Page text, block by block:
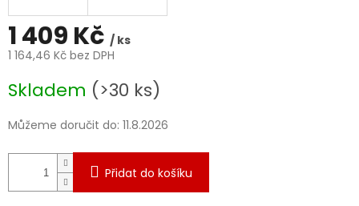
1 409 Kč / ks
1 164,46 Kč bez DPH
cena:
Skladem (>30 ks)
Můžeme doručit do: 11.8.2026
Přidat do košíku